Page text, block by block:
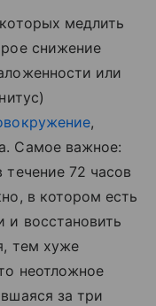
медлить
снижение
или
,
Самое важное:
течение 72 часов
в котором есть
и восстановить
тем хуже
неотложное
за три